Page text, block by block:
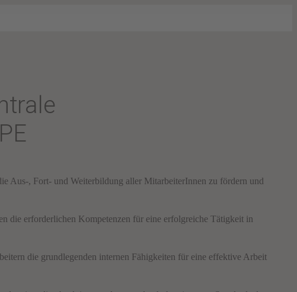
Aus-, Fort- und Weiterbildung aller MitarbeiterInnen zu fördern und
die erforderlichen Kompetenzen für eine erfolgreiche Tätigkeit in
die grundlegenden internen Fähigkeiten für eine effektive Arbeit